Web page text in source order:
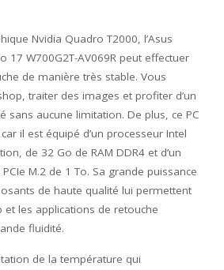
Nvidia Quadro T2000, l’Asus
17 W700G2T-AV069R peut effectuer
de manière très stable. Vous
traiter des images et profiter d’un
sans aucune limitation. De plus, ce PC
il est équipé d’un processeur Intel
de 32 Go de RAM DDR4 et d’un
M.2 de 1 To. Sa grande puissance
de haute qualité lui permettent
et les applications de retouche
fluidité.
de la température qui